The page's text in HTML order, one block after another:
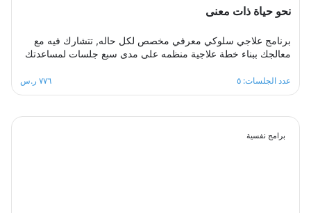
نحو حياة ذات معنى
برنامج علاجي سلوكي معرفي مخصص لكل حاله, تتشارك فيه مع
معالجك ببناء خطة علاجية منظمه على مدى سبع جلسات لمساعدتك
والاحباط، ستكون قادرا على رفع استبصارك الذاتي وفهم مشاعرك
واستعادة نظرتك لنفسك وللحياة وللمستقبل ورفع ثقتك بنفسك
الذنب ومحو تلك النظرة السوداوية ،معالجك سيكون الى جانبك
عدد الجلسات: ٥ ٧٧٦ ر.س
برامج نفسية